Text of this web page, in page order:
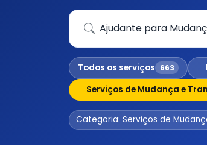
Que serviço você precisa?
Todos os serviços 663
Serviços de Mudança e
Categoria: Serviços de